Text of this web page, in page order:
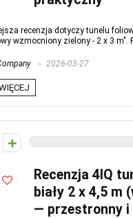
recenzja dotyczy tunelu
wzmocniony zielony - 2 x 3 m".
2026-03-27
Recenzja 4IQ
biały 2 x 4,5 m
— przestronny i